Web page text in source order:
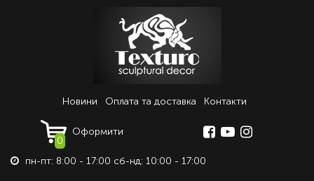
Новини Оплата та доставка Контакти
Оформити
0
пн-пт: 8:00 - 17:00 сб-нд: 10:00 - 17:00